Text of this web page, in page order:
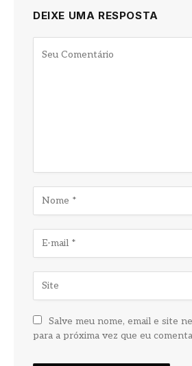
DEIXE UMA RESPOSTA
Salve meu nome, email e site
para a próxima vez que eu